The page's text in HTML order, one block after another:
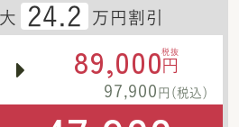
24.2 万円割引
89,000税抜
円
97,900 円(税込)